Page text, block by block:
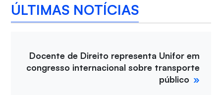
ÚLTIMAS NOTÍCIAS
Docente de Direito representa Unifor em
congresso internacional sobre transporte
público